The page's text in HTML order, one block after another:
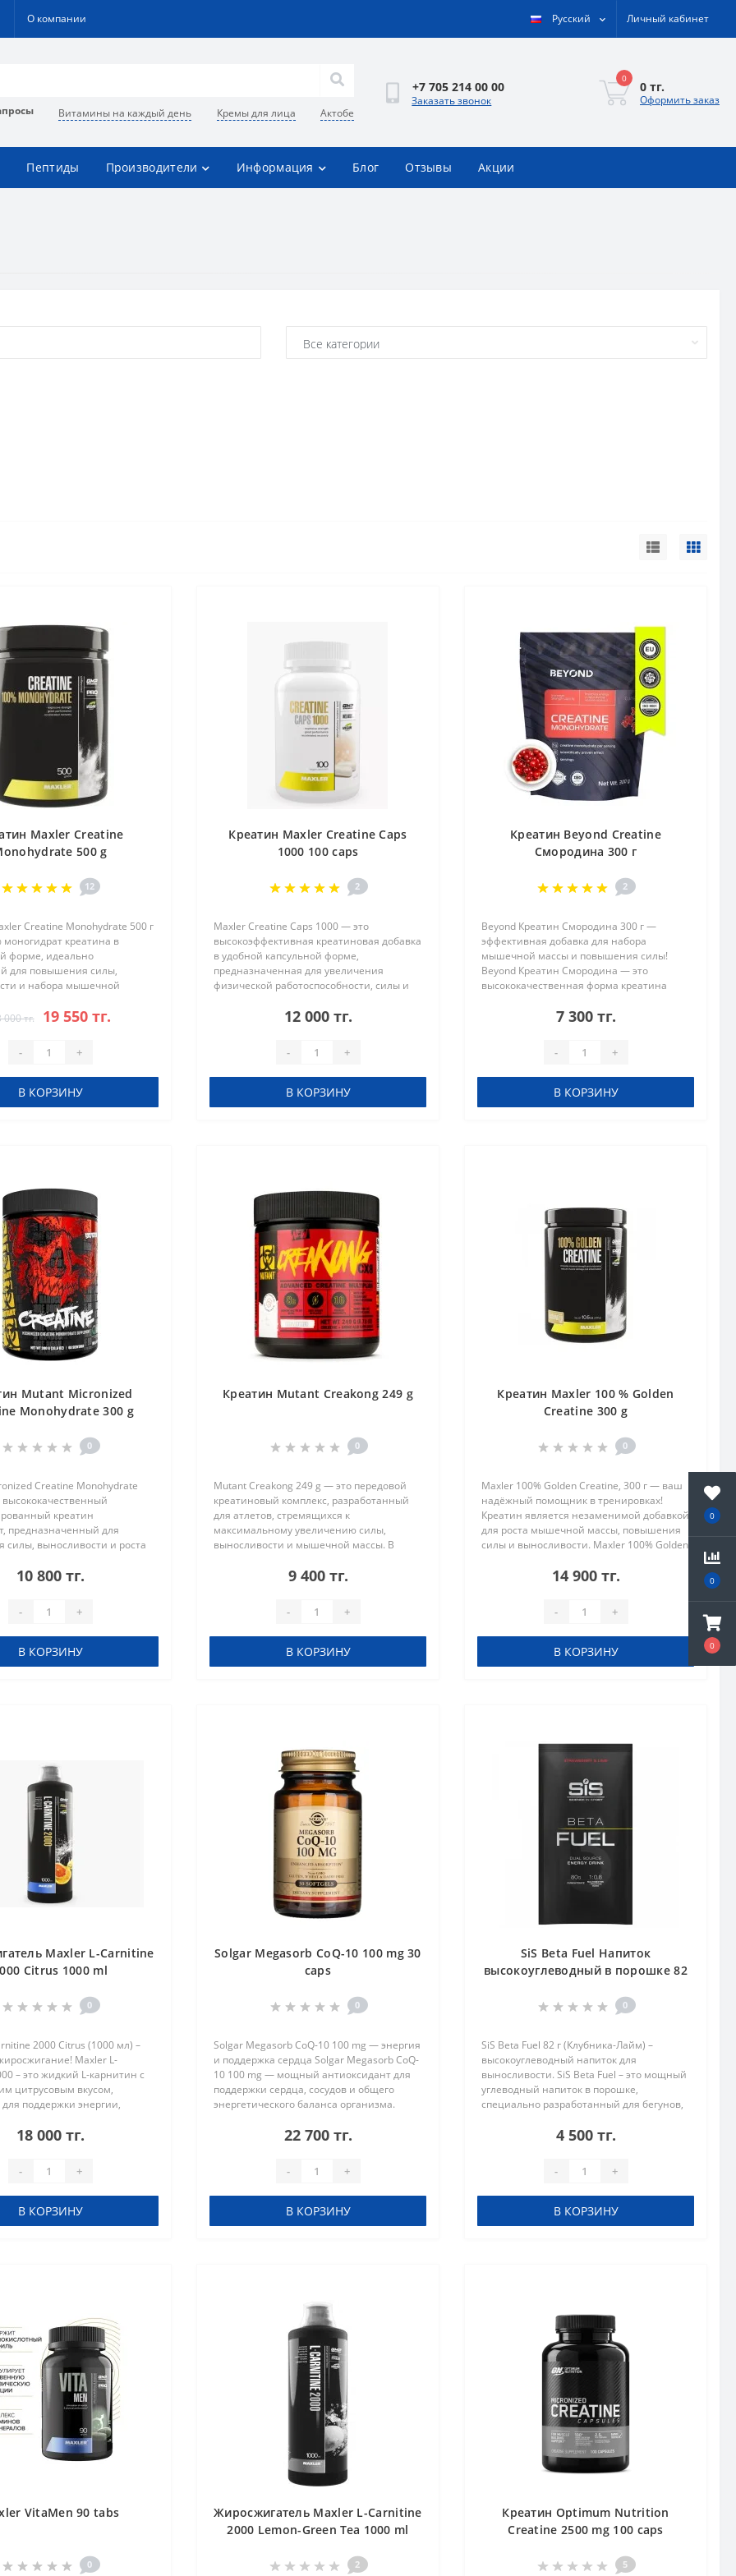
0
0
0
О компании Русский Личный кабинет
Витамины на каждый день Кремы для лица Актобе
+7 705 214 00 00
Заказать звонок
0
0 тг.
Оформить заказ
Пептиды Производители Информация Блог Отзывы Акции
Maxler Creatine
500 g
12
Creatine Monohydrate 500 г
моногидрат креатина в
форме, идеально
для повышения силы,
и набора мышечной
Увеличение уровня АТФ в
000 тг. 19 550 тг.
- +
В КОРЗИНУ
Креатин Maxler Creatine Caps
1000 100 caps
2
Maxler Creatine Caps 1000 — это
высокоэффективная креатиновая добавка
в удобной капсульной форме,
предназначенная для увеличения
физической работоспособности, силы и
содержит 1000 мг креатина моногидрата,
12 000 тг.
- +
В КОРЗИНУ
Креатин Beyond Creatine
Смородина 300 г
2
Beyond Креатин Смородина 300 г —
эффективная добавка для набора
мышечной массы и повышения силы!
Beyond Креатин Смородина — это
высококачественная форма креатина
которая помогает спортсменам
7 300 тг.
- +
В КОРЗИНУ
Mutant Micronized
Monohydrate 300 g
0
Creatine Monohydrate
креатин
предназначенный для
силы, выносливости и роста
обеспечивает лучшее
10 800 тг.
- +
В КОРЗИНУ
Креатин Mutant Creakong 249 g
0
Mutant Creakong 249 g — это передовой
креатиновый комплекс, разработанный
для атлетов, стремящихся к
максимальному увеличению силы,
выносливости и мышечной массы. В
смесь из трёх запатентованных форм
9 400 тг.
- +
В КОРЗИНУ
Креатин Maxler 100 % Golden
Creatine 300 g
0
Maxler 100% Golden Creatine, 300 г — ваш
надёжный помощник в тренировках!
Креатин является незаменимой добавкой
для роста мышечной массы, повышения
силы и выносливости. Maxler 100% Golden
продуктов своей микронизиров..
14 900 тг.
- +
В КОРЗИНУ
Maxler L-Carnitine
Citrus 1000 ml
0
2000 Citrus (1000 мл) –
Maxler L-
– это жидкий L-карнитин с
цитрусовым вкусом,
поддержки энергии,
выносливости. Основные п..
18 000 тг.
- +
В КОРЗИНУ
Solgar Megasorb CoQ-10 100 mg 30
caps
0
Solgar Megasorb CoQ-10 100 mg — энергия
и поддержка сердца Solgar Megasorb CoQ-
10 100 mg — мощный антиоксидант для
поддержки сердца, сосудов и общего
энергетического баланса организма.
вырабатывать энергию, защищает от о..
22 700 тг.
- +
В КОРЗИНУ
SiS Beta Fuel Напиток
высокоуглеводный в порошке 82
0
SiS Beta Fuel 82 г (Клубника-Лайм) –
высокоуглеводный напиток для
выносливости. SiS Beta Fuel – это мощный
углеводный напиток в порошке,
специально разработанный для бегунов,
спортсменов, которым важно
4 500 тг.
- +
В КОРЗИНУ
VitaMen 90 tabs
0
Жиросжигатель Maxler L-Carnitine
2000 Lemon-Green Tea 1000 ml
2
Креатин Optimum Nutrition
Creatine 2500 mg 100 caps
5